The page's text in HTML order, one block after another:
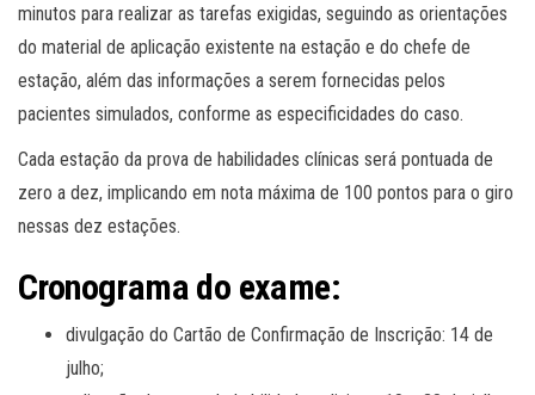
minutos para realizar as tarefas exigidas, seguindo as orientações
do material de aplicação existente na estação e do chefe de
estação, além das informações a serem fornecidas pelos
pacientes simulados, conforme as especificidades do caso.
Cada estação da prova de habilidades clínicas será pontuada de
zero a dez, implicando em nota máxima de 100 pontos para o giro
nessas dez estações.
Cronograma do exame:
divulgação do Cartão de Confirmação de Inscrição: 14 de
julho;